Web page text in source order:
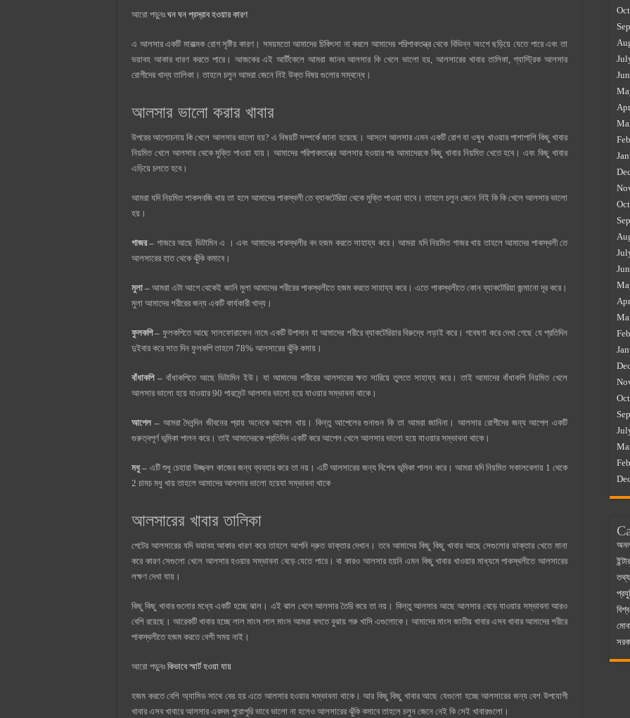
আরো পড়ুনঃ ঘন ঘন প্রস্রাব হওয়ার কারণ
এ আলসার একটি মারাত্মক রোগ সৃষ্টির কারণ। সময়মতো আমাদের চিকিৎসা না করলে আমাদের পরিপাকতন্ত্র থেকে বিভিন্ন অংশে ছড়িয়ে যেতে পারে এবং তা
ভয়াবহ আকার ধারণ করতে পারে। আজকের এই আর্টিকেলে আমরা জানব আলসার কি খেলে ভালো হয়, আলসারের খাবার তালিকা, গ্যাস্ট্রিক আলসার
রোগীদের খাদ্য তালিকা। তাহলে চলুন আমরা জেনে নিই উক্ত বিষয় গুলোর সম্বন্ধে।
আলসার ভালো করার খাবার
উপরের আলোচনায় কি খেলে আলসার ভালো হয়? এ বিষয়টি সম্পর্কে জানা হয়েছে। আসলে আলসার এমন একটি রোগ যা ওষুধ খাওয়ার পাশাপাশি কিছু খাবার
নিয়মিত খেলে আলসার থেকে মুক্তি পাওয়া যায়। আমাদের পরিপাকতন্ত্রে আলসার হওয়ার পর আমাদেরকে কিছু খাবার নিয়মিত খেতে হবে। এবং কিছু খাবার
এড়িয়ে চলতে হবে।
আমরা যদি নিয়মিত শাকসবজি খায় তা হলে আমাদের পাকস্থলী তে ব্যাকটেরিয়া থেকে মুক্তি পাওয়া যাবে। তাহলে চলুন জেনে নিই কি কি খেলে আলসার ভালো
হয়।
গাজর – গাজরে আছে ভিটামিন এ । এবং আমাদের পাকস্থলীর বদ হজম করতে সাহায্য করে। আমরা যদি নিয়মিত গাজর খায় তাহলে আমাদের পাকস্থলী তে
আলসারের হাত থেকে ঝুঁকি কমাবে।
মুলা – আমরা এটা আগে থেকেই জানি মুলা আমাদের শরীরের পাকস্থলীতে হজম করতে সাহায্য করে। এতে পাকস্থলীতে কোন ব্যাকটেরিয়া জন্মানো দূর করে।
মুলা আমাদের শরীরের জন্য একটি কার্যকারী খাদ্য।
ফুলকপি – ফুলকপিতে আছে সালফোরাফেন নামে একটি উপাদান যা আমাদের শরীরে ব্যাকটেরিয়ার বিরুদ্ধে লড়াই করে। গবেষণা করে দেখা গেছে যে প্রতিদিন
দুইবার করে সাত দিন ফুলকপি তাহলে 78% আলসারের ঝুঁকি কমায়।
বাঁধাকপি –বাঁধাকপিতে আছে ভিটামিন ইউ। যা আমাদের শরীরের আলসারের ক্ষত সারিয়ে তুলতে সাহায্য করে। তাই আমাদের বাঁধাকপি নিয়মিত খেলে
আলসার ভালো হয়ে যাওয়ার 90 পারসেন্ট আলসার ভালো হয়ে যাওয়ার সম্ভাবনা থাকে।
আপেল –আমরা দৈনন্দিন জীবনের প্রায় অনেকে আপেল খায়। কিন্তু আপেলের গুনাগুন কি তা আমরা জানিনা। আলসার রোগীদের জন্য আপেল একটি
গুরুত্বপূর্ণ ভূমিকা পালন করে। তাই আমাদেরকে প্রতিদিন একটি করে আপেল খেলে আলসার ভালো হয়ে যাওয়ার সম্ভাবনা থাকে।
মধু – এটি শুধু চেহারা উজ্জ্বল কাজের জন্য ব্যবহার করে তা নয়। এটি আলসারের জন্য বিশেষ ভূমিকা পালন করে। আমরা যদি নিয়মিত সকালবেলায় 1 থেকে
2 চামচ মধু খায় তাহলে আমাদের আলসার ভালো হয়েযা সম্ভাবনা থাকে
আলসারের খাবার তালিকা
পেটের আলসারের যদি ভয়াবহ আকার ধারণ করে তাহলে আপনি দ্রুত ডাক্তার দেখান। তবে আমাদের কিছু কিছু খাবার আছে সেগুলোর ডাক্তার খেতে মানা
করে কারণ সেগুলো খেলে আলসার হওয়ার সম্ভাবনা বেড়ে যেতে পারে। বা কারও আলসার হয়নি এমন কিছু খাবার খাওয়ার মাধ্যমে পাকস্থলীতে আলসারের
লক্ষণ দেখা যায়।
কিছু কিছু খাবার গুলোর মধ্যে একটি হচ্ছে ঝাল। এই ঝাল খেলে আলসার তৈরি করে তা নয়। কিন্তু আলসার আছে আলসার বেড়ে যাওয়ার সম্ভাবনা আরও
বেশি রয়েছে। আরেকটি খাবার হচ্ছে লাল মাংস লাল মাংস আমরা বলতে বুঝায় গরু খাসি এগুলোকে। আমাদের মাংস জাতীয় খাবার এসব খাবার আমাদের শরীরে
পাকস্থলীতে হজম করতে বেশী সময় নাই।
আরো পড়ুনঃ কিভাবে স্মার্ট হওয়া যায়
হজম করতে বেশি অ্যাসিড সাথে বের হয় এতে আলসার হওয়ার সম্ভাবনা থাকে। আর কিছু কিছু খাবার আছে যেগুলো হচ্ছে আলসারের জন্য বেশ উপযোগী
খাবার এসব খাবারে আলসার একদম পুরোপুরি ভাবে ভালো না হলেও আলসারের ঝুঁকি কমাবে তাহলে চলুন জেনে নেই কি সেই খাবারগুলো।
তথ্য
বিশ্ব